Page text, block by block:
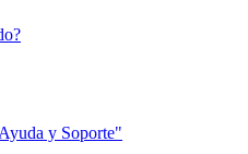
y Soporte"